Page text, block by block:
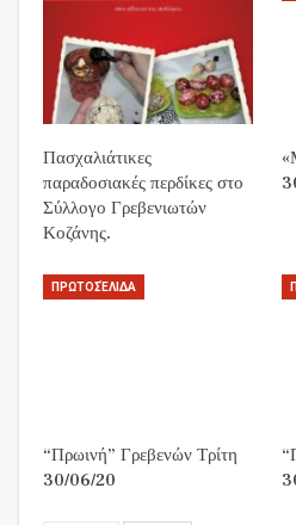
Πασχαλιάτικες
παραδοσιακές περδίκες στο
Σύλλογο Γρεβενιωτών
Κοζάνης.
ΠΡΩΤΟΣΈΛΙΔΑ
“Πρωινή” Γρεβενών Τρίτη
30/06/20